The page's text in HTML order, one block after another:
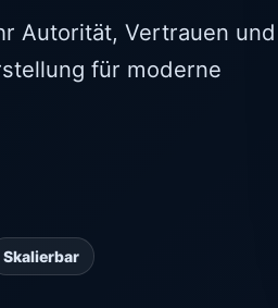
Autorität, Vertrauen und
für moderne
Skalierbar